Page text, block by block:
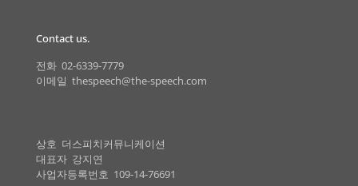
Contact us.
전화 02-6339-7779
이메일 thespeech@the-speech.com
상호 더스피치커뮤니케이션
대표자 강지연
사업자등록번호 109-14-76691